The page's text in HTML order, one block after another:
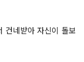
건네받아 자신이 돌보